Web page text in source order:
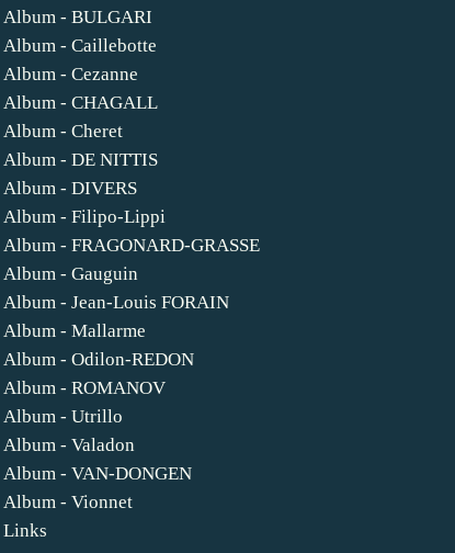
Album - BULGARI
Album - Caillebotte
Album - Cezanne
Album - CHAGALL
Album - Cheret
Album - DE NITTIS
Album - DIVERS
Album - Filipo-Lippi
Album - FRAGONARD-GRASSE
Album - Gauguin
Album - Jean-Louis FORAIN
Album - Mallarme
Album - Odilon-REDON
Album - ROMANOV
Album - Utrillo
Album - Valadon
Album - VAN-DONGEN
Album - Vionnet
Links